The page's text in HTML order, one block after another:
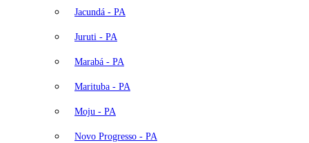
Jacundá - PA
Juruti - PA
Marabá - PA
Marituba - PA
Moju - PA
Novo Progresso - PA